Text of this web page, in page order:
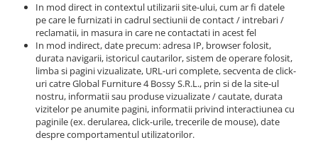
In mod direct in contextul utilizarii site-ului, cum ar fi datele
pe care le furnizati in cadrul sectiunii de contact / intrebari /
reclamatii, in masura in care ne contactati in acest fel
In mod indirect, date precum: adresa IP, browser folosit,
durata navigarii, istoricul cautarilor, sistem de operare folosit,
limba si pagini vizualizate, URL-uri complete, secventa de click-
uri catre Global Furniture 4 Bossy S.R.L., prin si de la site-ul
nostru, informatii sau produse vizualizate / cautate, durata
vizitelor pe anumite pagini, informatii privind interactiunea cu
paginile (ex. derularea, click-urile, trecerile de mouse), date
despre comportamentul utilizatorilor.